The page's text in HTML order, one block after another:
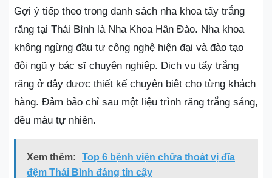
Gợi ý tiếp theo trong danh sách nha khoa tẩy trắng
răng tại Thái Bình là Nha Khoa Hân Đào. Nha khoa
không ngừng đầu tư công nghệ hiện đại và đào tạo
đội ngũ y bác sĩ chuyên nghiệp. Dịch vụ tẩy trắng
răng ở đây được thiết kế chuyên biệt cho từng khách
hàng. Đảm bảo chỉ sau một liệu trình răng trắng sáng,
đều màu tự nhiên.
Xem thêm:
Top 6 bệnh viện chữa thoát vị đĩa
đệm Thái Bình đáng tin cậy